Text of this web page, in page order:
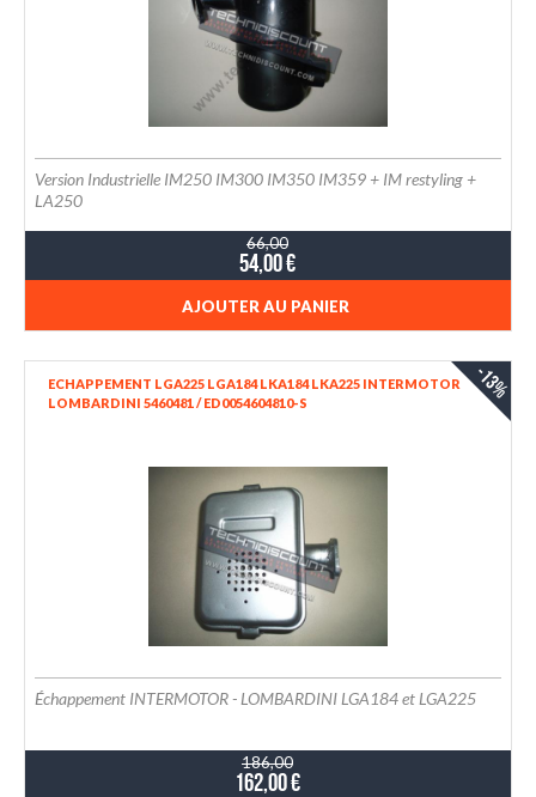
Version Industrielle IM250 IM300 IM350 IM359 + IM restyling +
LA250
66,00
54,00 €
AJOUTER AU PANIER
ECHAPPEMENT LGA225 LGA184 LKA184 LKA225 INTERMOTOR
LOMBARDINI 5460481 / ED0054604810-S
-13%
Échappement INTERMOTOR - LOMBARDINI LGA184 et LGA225
186,00
162,00 €